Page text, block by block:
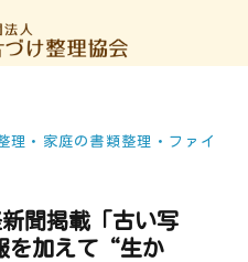
理・家庭の書類整理・ファイ
聞掲載「古い写
を加えて“生か